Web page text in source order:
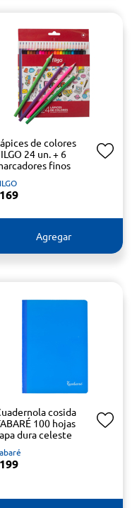
de colores
24 un. + 6
finos
169
Agregar
cosida
100 hojas
dura celeste
199